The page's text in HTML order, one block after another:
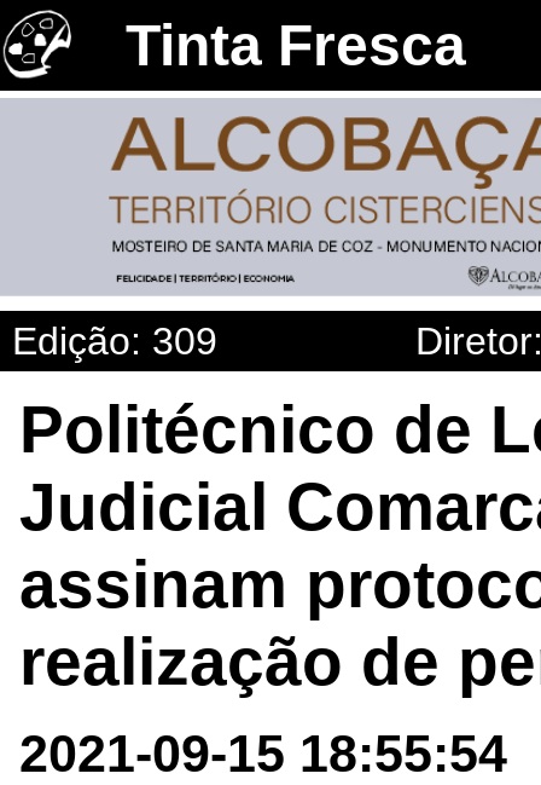
Tinta Fresca
Edição: 309
Politécnico de
Judicial
assinam
realização de
2021-09-15 18:55:54